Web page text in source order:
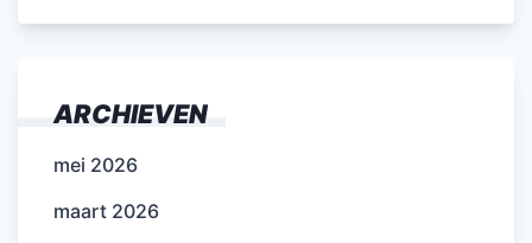
ARCHIEVEN
mei 2026
maart 2026